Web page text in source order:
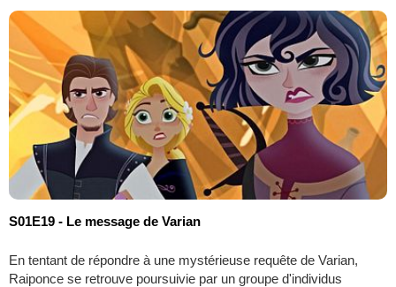
S01E19 - Le message de Varian
En tentant de répondre à une mystérieuse requête de Varian,
Raiponce se retrouve poursuivie par un groupe d'individus